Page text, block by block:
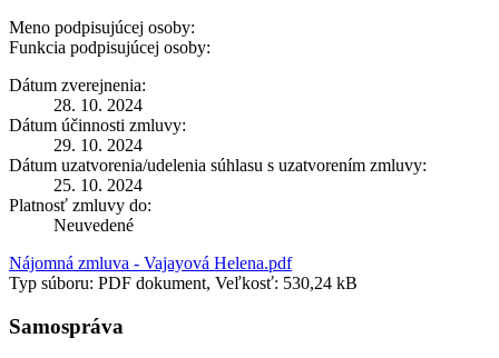
Meno podpisujúcej osoby:
Funkcia podpisujúcej osoby:
Dátum zverejnenia:
28. 10. 2024
Dátum účinnosti zmluvy:
29. 10. 2024
Dátum uzatvorenia/udelenia súhlasu s uzatvorením zmluvy:
25. 10. 2024
Platnosť zmluvy do:
Neuvedené
Nájomná zmluva - Vajayová Helena.pdf
Typ súboru: PDF dokument, Veľkosť: 530,24 kB
Samospráva